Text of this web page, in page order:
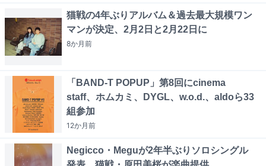
猫戦の4年ぶりアルバム＆過去最大規模ワン
マンが決定、2月2日と2月22日に
8か月前
「BAND-T POPUP」第8回にcinema
staff、ホムカミ、DYGL、w.o.d.、aldoら33
組参加
12か月前
Negicco・Meguが2年半ぶりソロシングル